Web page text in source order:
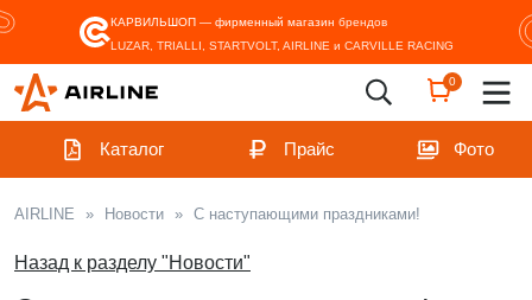
КАРВИЛЬШОП — фирменный магазин брендов
LUZAR, TRIALLI, STARTVOLT, AIRLINE и CARVILLE RACING
0
Каталог Прайс Фото
AIRLINE » Новости » С наступающими праздниками!
Назад к разделу "Новости"